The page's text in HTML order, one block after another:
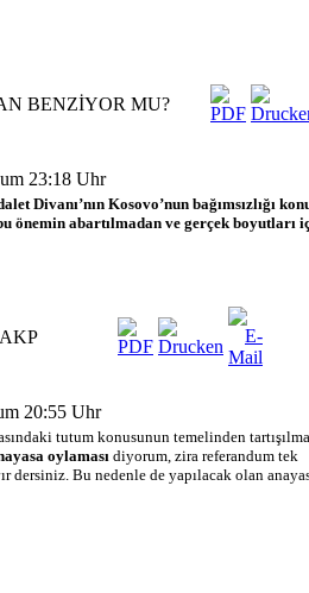
BENZİYOR MU?
23:18 Uhr
Divanı’nın Kosovo’nun bağımsızlığı
abartılmadan ve gerçek boyutları
20:55 Uhr
tutum konusunun temelinden
oylaması diyorum, zira referandum tek
dersiniz. Bu nedenle de yapılacak olan